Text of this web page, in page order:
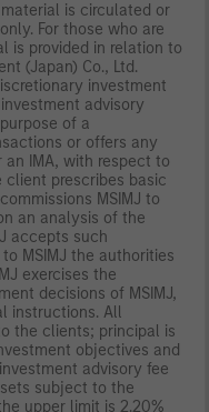
is circulated or
For those who are
is provided in relation to
(Japan) Co., Ltd.
investment
advisory
of a
or offers any
IMA, with respect to
prescribes basic
MSIMJ to
an analysis of the
accepts such
MSIMJ the authorities
exercises the
decisions of MSIMJ,
instructions. All
the clients; principal is
objectives and
advisory fee
subject to the
upper limit is 2.20%